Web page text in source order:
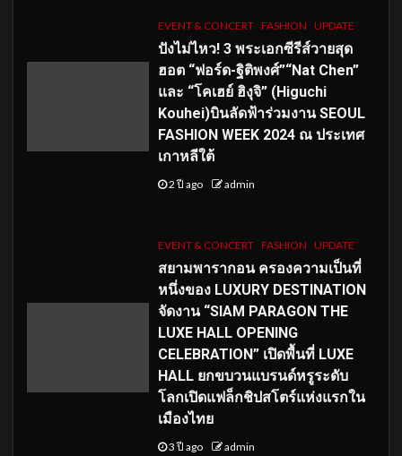
EVENT & CONCERT FASHION UPDATE
ปังไม่ไหว! 3 พระเอกซีรีส์วายสุด
ฮอต “ฟอร์ด-ฐิติพงศ์”“Nat Chen”
และ “โคเฮย์ ฮิงุจิ” (Higuchi
Kouhei)บินลัดฟ้าร่วมงาน SEOUL
FASHION WEEK 2024 ณ ประเทศ
เกาหลีใต้
2 ปี ago admin
EVENT & CONCERT FASHION UPDATE
สยามพารากอน ครองความเป็นที่
หนึ่งของ LUXURY DESTINATION
จัดงาน “SIAM PARAGON THE
LUXE HALL OPENING
CELEBRATION” เปิดพื้นที่ LUXE
HALL ยกขบวนแบรนด์หรูระดับ
โลกเปิดแฟล็กชิปสโตร์แห่งแรกใน
เมืองไทย
3 ปี ago admin